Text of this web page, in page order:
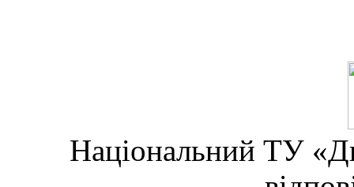
Національний ТУ